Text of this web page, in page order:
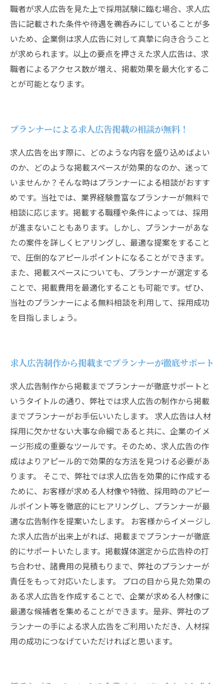
職者が求人広告を見た上で採用試験に臨む場合、求人広
告に記載された条件や待遇を鵜呑みにしていることが多
いため、企業側は求人広告に対して真摯に向き合うこと
が求められます。以上の要点を押さえた求人広告は、求
職者によるアクセス数が増え、掲載効果を最大化するこ
とが可能となります。
プランナーによる求人広告掲載の相談が無料！
求人広告を出す際に、どのような内容を盛り込めばよい
のか、どのような掲載スペースが効果的なのか、迷って
いませんか？そんな時はプランナーによる相談がおすす
めです。当社では、業界経験豊富なプランナーが無料で
相談に応じます。掲載する職種や条件によっては、採用
が進まないこともあります。しかし、プランナーがあな
たの案件を詳しくヒアリングし、最適な提案をすること
で、圧倒的なアピールポイントになることができます。
また、掲載スペースについても、プランナーが選定する
ことで、掲載費用を最適化することも可能です。ぜひ、
当社のプランナーによる無料相談を利用して、採用成功
を目指しましょう。
求人広告制作から掲載までプランナーが徹底サポート
求人広告制作から掲載までプランナーが徹底サポートと
いうタイトルの通り、弊社では求人広告の制作から掲載
までプランナーがお手伝いいたします。 求人広告は人材
採用に欠かせない大事な命綱であると共に、企業のイメ
ージ形成の重要なツールです。そのため、求人広告の作
成はよりアピール的で効果的な方法を見つける必要があ
ります。 そこで、弊社では求人広告を効果的に作成する
ために、お客様が求める人材像や特徴、採用時のアピー
ルポイント等を徹底的にヒアリングし、プランナーが最
適な広告制作を提案いたします。 お客様からイメージし
た求人広告が出来上がれば、掲載までプランナーが徹底
的にサポートいたします。掲載媒体選定から広告枠の打
ち合わせ、諸費用の見積もりまで、弊社のプランナーが
責任をもって対応いたします。 プロの目から見た効果の
ある求人広告を作成することで、企業が求める人材像に
最適な候補者を集めることができます。是非、弊社のプ
ランナーの手による求人広告をご利用いただき、人材採
用の成功につなげていただければと思います。